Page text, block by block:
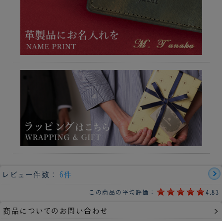
レビュー件数： 6件
この商品の平均評価： 4.83
商品についてのお問い合わせ